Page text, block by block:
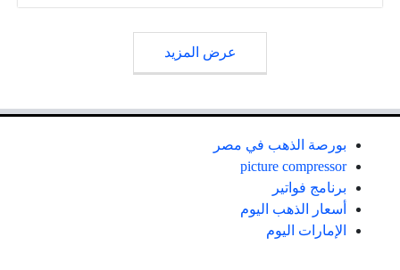
عرض المزيد
بورصة الذهب في مصر
picture compressor
برنامج فواتير
أسعار الذهب اليوم
الإمارات اليوم